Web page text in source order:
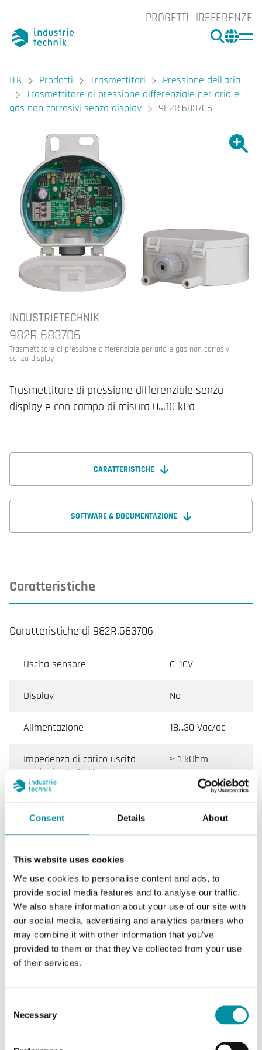
Consent Details About
This website uses cookies
We use cookies to personalise content and ads, to
provide social media features and to analyse our traffic.
We also share information about your use of our site with
our social media, advertising and analytics partners who
may combine it with other information that you’ve
provided to them or that they’ve collected from your use
of their services.
Selection
Necessary
PROGETTI REFERENZE
CERCA
You are here:
ITK Prodotti Trasmettitori
Pressione dell'aria
Trasmettitore di pressione differenziale per aria e
gas non corrosivi senza display
982R.683706
INDUSTRIETECHNIK
982R.683706
Trasmettitore di pressione differenziale per aria e gas non corrosivi
senza display
Trasmettitore di pressione differenziale senza
display e con campo di misura 0…10 kPa
CARATTERISTICHE
SOFTWARE & DOCUMENTAZIONE
Caratteristiche
Caratteristiche di 982R.683706
Uscita sensore 0–10V
Display No
Alimentazione 18...30 Vac/dc
Impedenza di carico uscita
analogica 0...10 V
≥ 1 kOhm
pressione
pressione 1
Diff. max consentito
sensore di pressione 1
60 kPa
Tempo di risposta
200 ms o 1 s,
selezionabile